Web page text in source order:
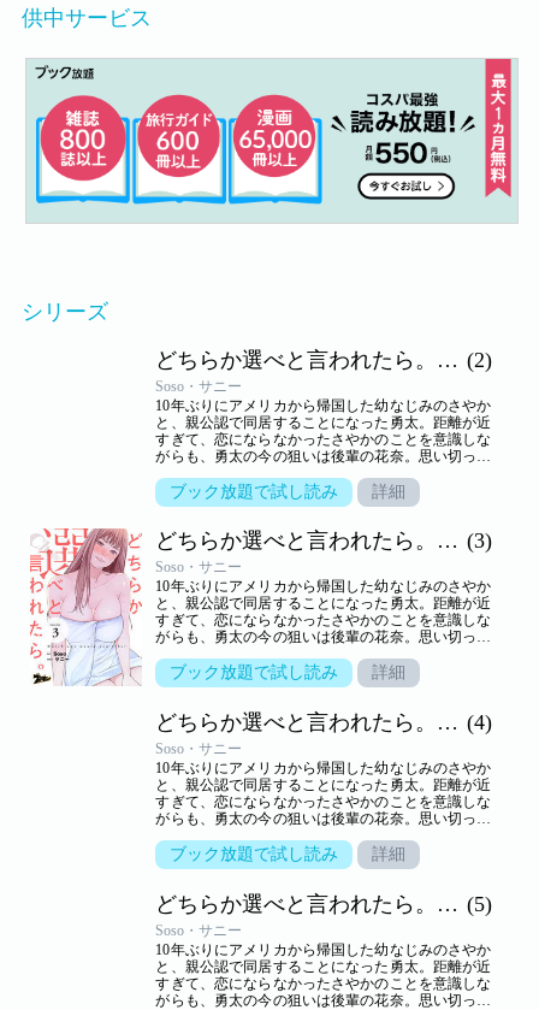
供中サービス
シリーズ
どちらか選べと言われたら。（フルカラー） (2)
Soso・サニー
10年ぶりにアメリカから帰国した幼なじみのさやか
と、親公認で同居することになった勇太。距離が近
すぎて、恋にならなかったさやかのことを意識しな
がらも、勇太の今の狙いは後輩の花奈。思い切って
しまう。しかし、さやかといっしょのところを目撃
されて以来、花奈の態度は一転。一方さやかは、一
小悪魔かわいい系と気の強い美人、二人に挟まれ、
嬉しくないわけはないけれど…。三角関係の行方は
――！？【ズズズキュン！】
ブック放題で試し読み 詳細
どちらか選べと言われたら。（フルカラー） (3)
Soso・サニー
10年ぶりにアメリカから帰国した幼なじみのさやか
と、親公認で同居することになった勇太。距離が近
すぎて、恋にならなかったさやかのことを意識しな
がらも、勇太の今の狙いは後輩の花奈。思い切って
しまう。しかし、さやかといっしょのところを目撃
されて以来、花奈の態度は一転。一方さやかは、一
小悪魔かわいい系と気の強い美人、二人に挟まれ、
嬉しくないわけはないけれど…。三角関係の行方は
――！？【ズズズキュン！】
ブック放題で試し読み 詳細
どちらか選べと言われたら。（フルカラー） (4)
Soso・サニー
10年ぶりにアメリカから帰国した幼なじみのさやか
と、親公認で同居することになった勇太。距離が近
すぎて、恋にならなかったさやかのことを意識しな
がらも、勇太の今の狙いは後輩の花奈。思い切って
しまう。しかし、さやかといっしょのところを目撃
されて以来、花奈の態度は一転。一方さやかは、一
小悪魔かわいい系と気の強い美人、二人に挟まれ、
嬉しくないわけはないけれど…。三角関係の行方は
――！？【ズズズキュン！】
ブック放題で試し読み 詳細
どちらか選べと言われたら。（フルカラー） (5)
Soso・サニー
10年ぶりにアメリカから帰国した幼なじみのさやか
と、親公認で同居することになった勇太。距離が近
すぎて、恋にならなかったさやかのことを意識しな
がらも、勇太の今の狙いは後輩の花奈。思い切って